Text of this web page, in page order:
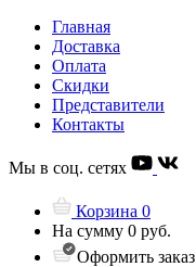
Главная
Доставка
Оплата
Скидки
Представители
Контакты
Мы в соц. сетях
Корзина 0
На сумму 0 руб.
Оформить заказ